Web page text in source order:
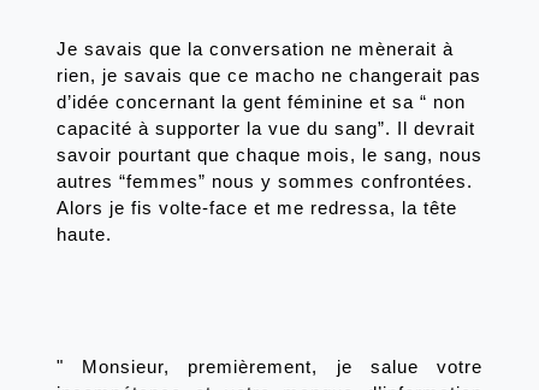
Je savais que la conversation ne mènerait à
rien, je savais que ce macho ne changerait pas
d’idée concernant la gent féminine et sa “ non
capacité à supporter la vue du sang”. Il devrait
savoir pourtant que chaque mois, le sang, nous
autres “femmes” nous y sommes confrontées.
Alors je fis volte-face et me redressa, la tête
haute.
" Monsieur, premièrement, je salue votre